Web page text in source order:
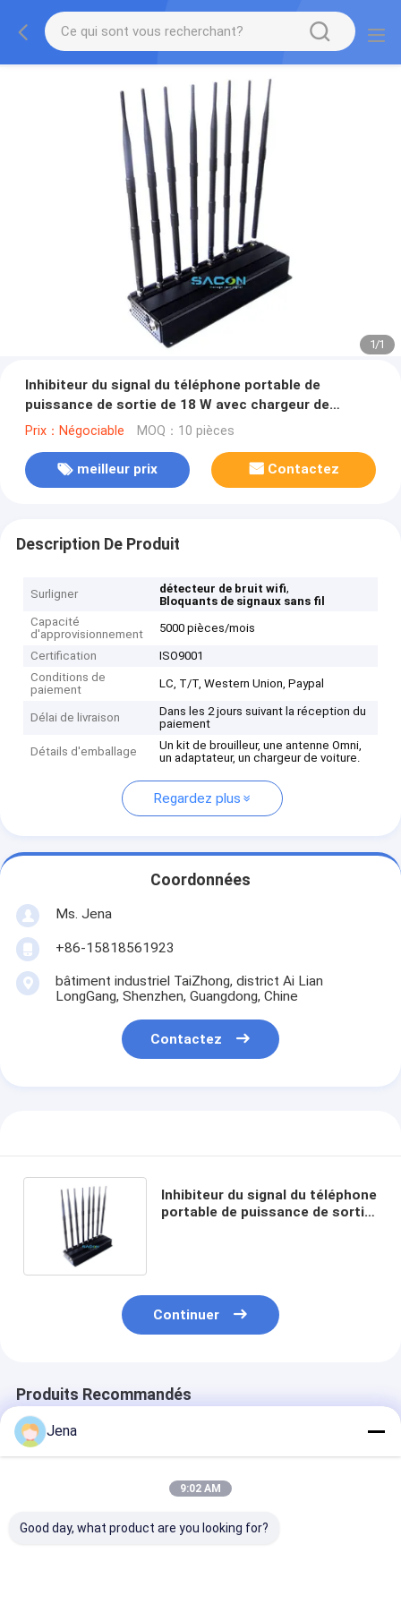
1/1
Inhibiteur du signal du téléphone portable de
puissance de sortie de 18 W avec chargeur de
voiture 12 V CC et 8 bandes de fréquences
Prix：Négociable MOQ：10 pièces
meilleur prix Contactez
Description De Produit
Surligner détecteur de bruit wifi,
Bloquants de signaux sans fil
Capacité
d'approvisionnement
5000 pièces/mois
Certification
ISO9001
Conditions de
paiement
LC, T/T, Western Union, Paypal
Délai de livraison
Dans les 2 jours suivant la réception du
paiement
Détails d'emballage
Un kit de brouilleur, une antenne Omni,
un adaptateur, un chargeur de voiture.
Regardez plus
Coordonnées
Ms. Jena
+86-15818561923
bâtiment industriel TaiZhong, district Ai Lian
LongGang, Shenzhen, Guangdong, Chine
Contactez
Inhibiteur du signal du téléphone
portable de puissance de sortie
Continuer
Produits Recommandés
Jena
9:02 AM
Good day, what product are you looking for?